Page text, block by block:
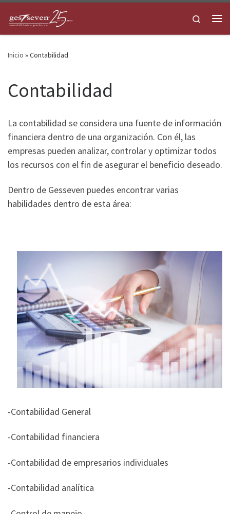
Skip to content
Search
Inicio »Contabilidad
Contabilidad
La contabilidad se considera una fuente de información
financiera dentro de una organización. Con él, las
empresas pueden analizar, controlar y optimizar todos
los recursos con el fin de asegurar el beneficio deseado.
Dentro de Gesseven puedes encontrar varias
habilidades dentro de esta área:
-Contabilidad General
-Contabilidad financiera
-Contabilidad de empresarios individuales
-Contabilidad analítica